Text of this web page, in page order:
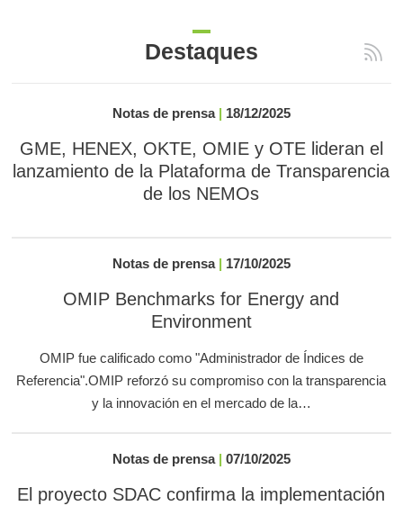
Destaques
Notas de prensa | 18/12/2025
GME, HENEX, OKTE, OMIE y OTE lideran el
lanzamiento de la Plataforma de Transparencia
de los NEMOs
Notas de prensa | 17/10/2025
OMIP Benchmarks for Energy and
Environment
OMIP fue calificado como "Administrador de Índices de
Referencia".OMIP reforzó su compromiso con la transparencia
y la innovación en el mercado de la…
Notas de prensa | 07/10/2025
El proyecto SDAC confirma la implementación